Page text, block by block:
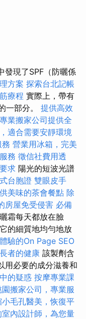
發現了SPF（防曬係
方案 探索台北記帳
療程 實際上，帶有
一部分。 提供高效
業搬家公司提供全
適合需要安靜環境
營業用冰箱，完美
務 徵信社費用透
求 陽光的短波光譜
台胞證 雙眼皮手
美味的茶會餐點 除
房屋免受侵害 必備
霜每天都放在臉
的細質地均勻地放
驗的On Page SEO
者的健康 該製劑含
用必要的成分滋養和
的疑惑 按摩專業課
園搬家公司，專業服
小毛孔醫美，恢復平
內設計師，為您量